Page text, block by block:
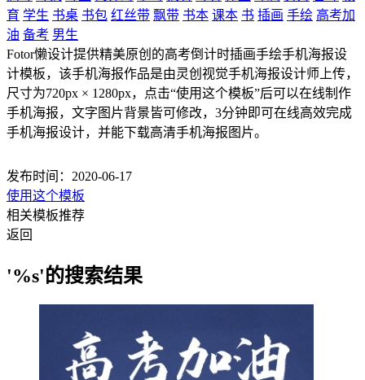
育 学生 书桌 书包 红丝带 飘带 书本 课本 书 插画 手绘 高考加
油 备考 男生
Fotor懒设计提供精美原创的高考倒计时插画手绘手机海报设
计模板，该手机海报作品是由灵创视觉手机海报设计师上传，
尺寸为720px × 1280px，点击“使用这个模板”后可以在线制作
手机海报，文字图片背景皆可修改，3分钟即可在线高效完成
手机海报设计，并能下载高清手机海报图片。
发布时间：2020-06-17
使用这个模板
相关模板推荐
返回
'%s'的搜索结果